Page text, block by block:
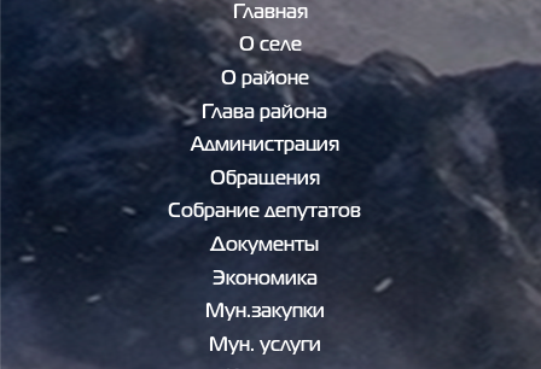
Главная
О селе
О районе
Глава района
Администрация
Обращения
Собрание депутатов
Документы
Экономика
Мун.закупки
Мун. услуги